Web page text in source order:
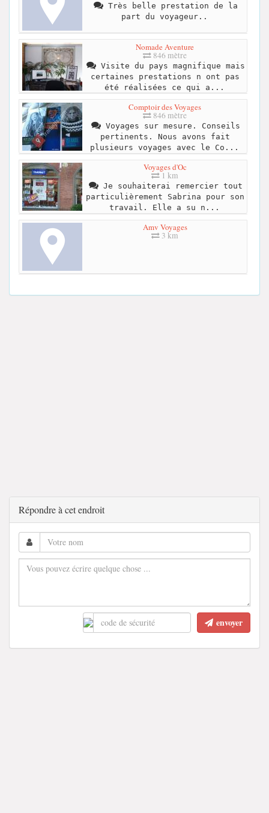
Très belle prestation de la
part du voyageur..
Nomade Aventure
846 mètre
Visite du pays magnifique mais
certaines prestations n ont pas
été réalisées ce qui a...
Comptoir des Voyages
846 mètre
Voyages sur mesure. Conseils
pertinents. Nous avons fait
plusieurs voyages avec le Co...
Voyages d'Oc
1 km
Je souhaiterai remercier tout
particulièrement Sabrina pour son
travail. Elle a su n...
Amv Voyages
3 km
Répondre à cet endroit
envoyer